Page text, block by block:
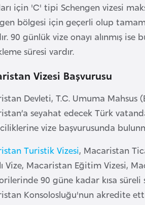
için 'C' tipi Schengen vizesi
bölgesi için geçerli olup
90 günlük vize onayı alınmış
süresi vardır.
Vizesi Başvurusu
Devleti, T.C. Umuma
seyahat edecek Türk
vize başvurusunda
Turistik Vizesi, Macaristan
Vize, Macaristan Eğitim Vizesi,
90 güne kadar kısa
Konsolosluğu'nun akredite